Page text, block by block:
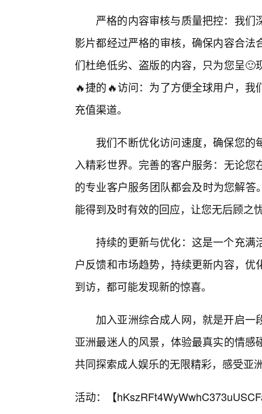
严格的内容审核与质量把控：我
影片都经过严格的审核，确保内容合
们杜绝低劣、盗版的内容，只为您呈
🔥捷的🔥访问：为了方便全球用户，
充值渠道。
我们不断优化访问速度，确保您
入精彩世界。完善的客户服务：无论
的专业客户服务团队都会及时为您解
能得到及时有效的回应，让您无后顾之
持续的更新与优化：这是一个充满
户反馈和市场趋势，持续更新内容，
到访，都可能发现新的惊喜。
加入亚洲综合成人网，就是开启
亚洲最迷人的风景，体验最真实的情
共同探索成人娱乐的无限精彩，感受亚
活动：【